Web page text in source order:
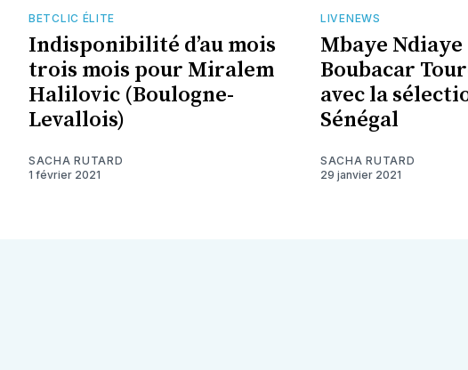
BETCLIC ÉLITE
Indisponibilité d’au mois
trois mois pour Miralem
Halilovic (Boulogne-
Levallois)
SACHA RUTARD
1 février 2021
LIVENEWS
Mbaye
Boubacar
avec la
Sénégal
SACHA RUTARD
29 janvier 2021